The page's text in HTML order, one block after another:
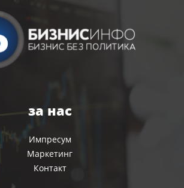
за нас
Импресум
Маркетинг
Контакт